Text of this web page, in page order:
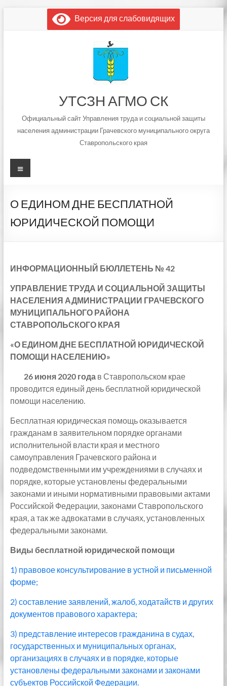
содержимому
Версия для слабовидящих
УТСЗН АГМО СК
Официальный сайт Управления труда и социальной защиты
населения администрации Грачевского муниципального округа
Ставропольского края
Меню
О ЕДИНОМ ДНЕ БЕСПЛАТНОЙ
ЮРИДИЧЕСКОЙ ПОМОЩИ
ИНФОРМАЦИОННЫЙ БЮЛЛЕТЕНЬ № 42
УПРАВЛЕНИЕ ТРУДА И СОЦИАЛЬНОЙ ЗАЩИТЫ
НАСЕЛЕНИЯ АДМИНИСТРАЦИИ ГРАЧЕВСКОГО
МУНИЦИПАЛЬНОГО РАЙОНА
СТАВРОПОЛЬСКОГО КРАЯ
«О ЕДИНОМ ДНЕ БЕСПЛАТНОЙ ЮРИДИЧЕСКОЙ
ПОМОЩИ НАСЕЛЕНИЮ»
26 июня 2020 годав Ставропольском крае
проводится единый день бесплатной юридической
помощи населению.
Бесплатная юридическая помощь оказывается
гражданам в заявительном порядке органами
исполнительной власти края и местного
самоуправления Грачевского района и
подведомственными им учреждениями в случаях и
порядке, которые установлены федеральными
законами и иными нормативными правовыми актами
Российской Федерации, законами Ставропольского
края, а так же адвокатами в случаях, установленных
федеральными законами.
Виды бесплатной юридической помощи
1) правовое консультирование в устной и письменной
форме;
2) составление заявлений, жалоб, ходатайств и других
документов правового характера;
3) представление интересов гражданина в судах,
государственных и муниципальных органах,
организациях в случаях и в порядке, которые
установлены федеральными законами и законами
субъектов Российской Федерации.